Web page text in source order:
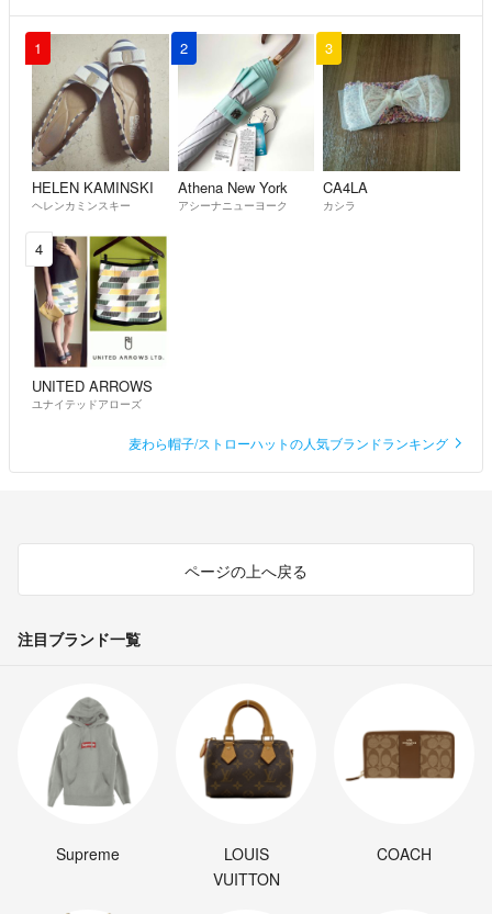
1
HELEN KAMINSKI
ヘレンカミンスキー
2
Athena New York
アシーナニューヨーク
3
CA4LA
カシラ
4
UNITED ARROWS
ユナイテッドアローズ
麦わら帽子/ストローハットの人気ブランドランキング
ページの上へ戻る
注目ブランド一覧
Supreme
LOUIS
VUITTON
COACH